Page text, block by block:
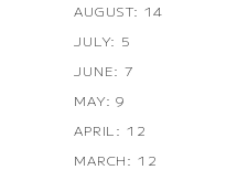
AUGUST: 14
JULY: 5
JUNE: 7
MAY: 9
APRIL: 12
MARCH: 12